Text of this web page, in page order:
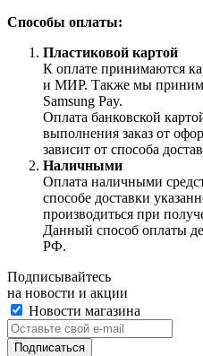
Способы оплаты:
Пластиковой картой
К оплате принимаются
и МИР. Также мы
Samsung Pay.
Оплата банковской
выполнения заказ от
зависит от способа
Наличными
Оплата наличными
способе доставки
производиться при
Данный способ оплаты
РФ.
Подписывайтесь
на новости и акции
Новости магазина